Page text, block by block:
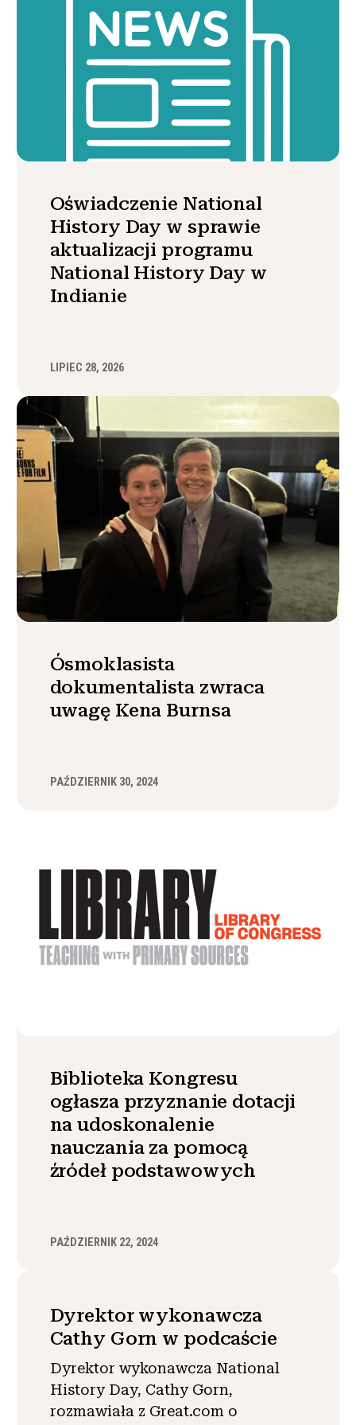
Oświadczenie National
History Day w sprawie
aktualizacji programu
National History Day w
Indianie
LIPIEC 28, 2026
Ósmoklasista
dokumentalista zwraca
uwagę Kena Burnsa
PAŹDZIERNIK 30, 2024
Biblioteka Kongresu
ogłasza przyznanie dotacji
na udoskonalenie
nauczania za pomocą
źródeł podstawowych
PAŹDZIERNIK 22, 2024
Dyrektor wykonawcza
Cathy Gorn w podcaście
Dyrektor wykonawcza National
History Day, Cathy Gorn,
rozmawiała z Great.com o